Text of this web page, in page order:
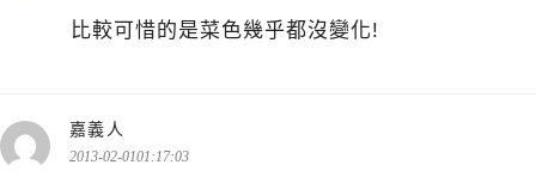
比較可惜的是菜色幾乎都沒變化!
嘉義人
示:
2013-02-0101:17:03